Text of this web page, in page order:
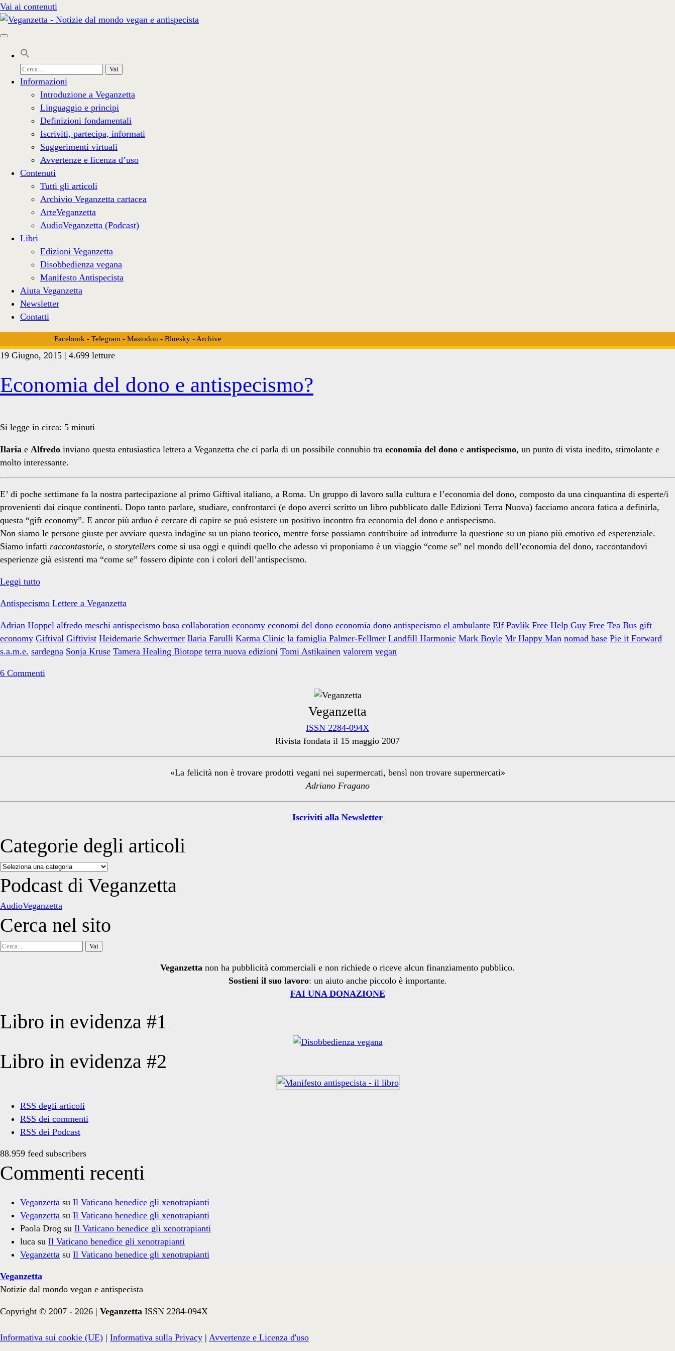
Vai ai contenuti
Cerca
per:
Informazioni
Introduzione a Veganzetta
Linguaggio e principi
Definizioni fondamentali
Iscriviti, partecipa, informati
Suggerimenti virtuali
Avvertenze e licenza d’uso
Contenuti
Tutti gli articoli
Archivio Veganzetta cartacea
ArteVeganzetta
AudioVeganzetta (Podcast)
Libri
Edizioni Veganzetta
Disobbedienza vegana
Manifesto Antispecista
Aiuta Veganzetta
Newsletter
Contatti
Facebook - Telegram - Mastodon - Bluesky- Archive
base</span>
19 Giugno, 2015 | 4.699 letture
Economia del dono e antispecismo?
Si legge in circa: 5 minuti
Ilaria e Alfredo inviano questa entusiastica lettera a Veganzetta che ci parla di un possibile connubio tra economia del dono e antispecismo, un punto di vista inedito, stimolante e
molto interessante.
E’ di poche settimane fa la nostra partecipazione al primo Giftival italiano, a Roma. Un gruppo di lavoro sulla cultura e l’economia del dono, composto da una cinquantina di esperte/i
provenienti dai cinque continenti. Dopo tanto parlare, studiare, confrontarci (e dopo averci scritto un libro pubblicato dalle Edizioni Terra Nuova) facciamo ancora fatica a definirla,
questa “gift economy”. E ancor più arduo è cercare di capire se può esistere un positivo incontro fra economia del dono e antispecismo.
Non siamo le persone giuste per avviare questa indagine su un piano teorico, mentre forse possiamo contribuire ad introdurre la questione su un piano più emotivo ed esperenziale.
Siamo infatti raccontastorie, o storytellers come si usa oggi e quindi quello che adesso vi proponiamo è un viaggio “come se” nel mondo dell’economia del dono, raccontandovi
esperienze già esistenti ma “come se” fossero dipinte con i colori dell’antispecismo.
Leggi tuttoEconomia
dono
antispecismo?
Antispecismo Lettere a Veganzetta
Adrian Hoppel alfredo meschi antispecismo bosa collaboration economy economi del dono economia dono antispecismo el ambulante Elf Pavlik Free Help Guy Free Tea Bus gift
economy Giftival Giftivist Heidemarie Schwermer Ilaria Farulli Karma Clinic la famiglia Palmer-Fellmer Landfill Harmonic Mark Boyle Mr Happy Man nomad base Pie it Forward
s.a.m.e. sardegna Sonja Kruse Tamera Healing Biotope terra nuova edizioni Tomi Astikainen valorem vegan
6 Commenti
Sidebar
Veganzetta
ISSN 2284-094X
Rivista fondata il 15 maggio 2007
«La felicità non è trovare prodotti vegani nei supermercati, bensì non trovare supermercati»
Adriano Fragano
Iscriviti alla Newsletter
Categorie degli articoli
Categorie
degli
articoli
Podcast di Veganzetta
AudioVeganzetta
Cerca nel sito
Cerca
Veganzetta non ha pubblicità commerciali e non richiede o riceve alcun finanziamento pubblico.
Sostieni il suo lavoro: un aiuto anche piccolo è importante.
FAI UNA DONAZIONE
Libro in evidenza #1
Libro in evidenza #2
RSS degli articoli
RSS dei commenti
RSS dei Podcast
88.959 feed subscribers
Commenti recenti
Veganzetta su Il Vaticano benedice gli xenotrapianti
Veganzetta su Il Vaticano benedice gli xenotrapianti
Paola Drog su Il Vaticano benedice gli xenotrapianti
luca su Il Vaticano benedice gli xenotrapianti
Veganzetta su Il Vaticano benedice gli xenotrapianti
Veganzetta
Notizie dal mondo vegan e antispecista
Copyright © 2007 - 2026 | Veganzetta ISSN 2284-094X
Informativa sui cookie (UE) | Informativa sulla Privacy | Avvertenze e Licenza d'uso